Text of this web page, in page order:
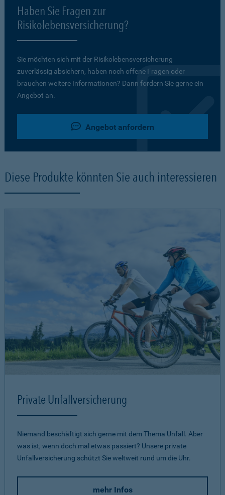
Haben Sie Fragen zur
Risikolebensversicherung?
Sie möchten sich mit der Risikolebensversicherung
zuverlässig absichern, haben noch offene Fragen oder
brauchen weitere Informationen? Dann fordern Sie gerne ein
Angebot an.
Angebot anfordern
Diese Produkte könnten Sie auch interessieren
Private Unfallversicherung
Niemand beschäftigt sich gerne mit dem Thema Unfall. Aber
was ist, wenn doch mal etwas passiert? Unsere private
Unfallversicherung schützt Sie weltweit rund um die Uhr.
mehr Infos